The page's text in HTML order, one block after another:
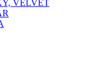
VELVET